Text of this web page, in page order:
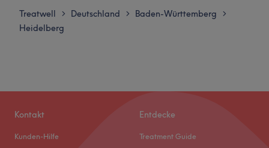
Montag
Geschlossen
Dienstag
Treatwell > Deutschland > Baden-Württemberg >
Heidelberg
Kontakt
Kunden-Hilfe
Entdecke
Treatment Guide